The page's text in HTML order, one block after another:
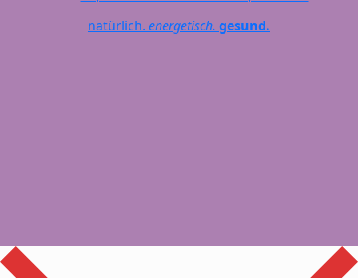
natürlich. energetisch. gesund.